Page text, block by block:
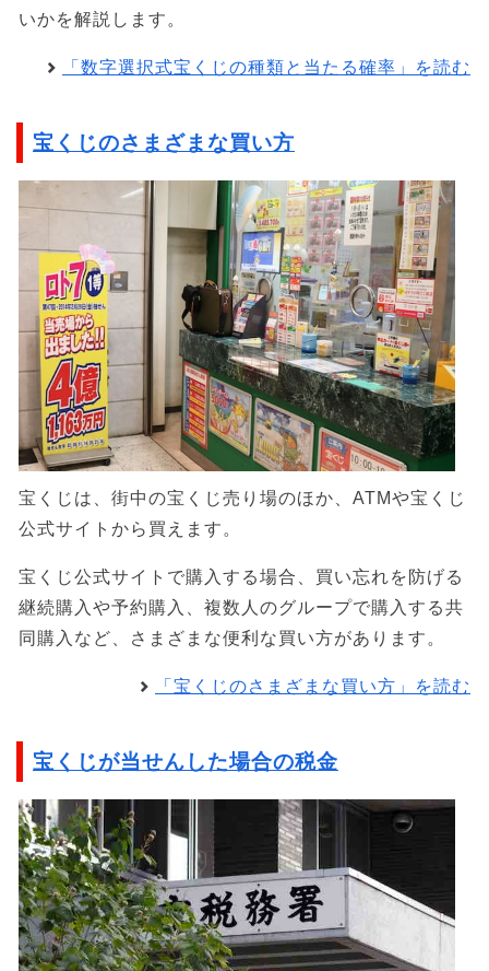
いかを解説します。
「数字選択式宝くじの種類と当たる確率」を読む
宝くじのさまざまな買い方
宝くじは、街中の宝くじ売り場のほか、ATMや宝くじ
公式サイトから買えます。
宝くじ公式サイトで購入する場合、買い忘れを防げる
継続購入や予約購入、複数人のグループで購入する共
同購入など、さまざまな便利な買い方があります。
「宝くじのさまざまな買い方」を読む
宝くじが当せんした場合の税金